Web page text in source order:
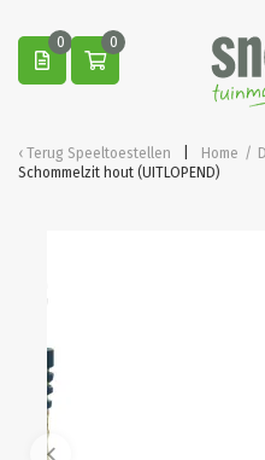
0
0
Terug Speeltoestellen Home /
Schommelzit hout (UITLOPEND)